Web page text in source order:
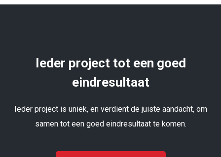
Ieder project tot een goed
eindresultaat
Ieder project is uniek, en verdient de juiste aandacht, om
samen tot een goed eindresultaat te komen.